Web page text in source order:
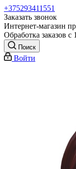
+375293411551
Заказать звонок
Интернет-магазин
Обработка заказов с
Поиск
Войти